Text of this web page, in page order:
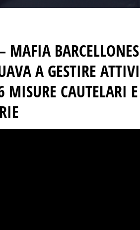
MAFIA
A GESTIRE
MISURE CAUTELARI